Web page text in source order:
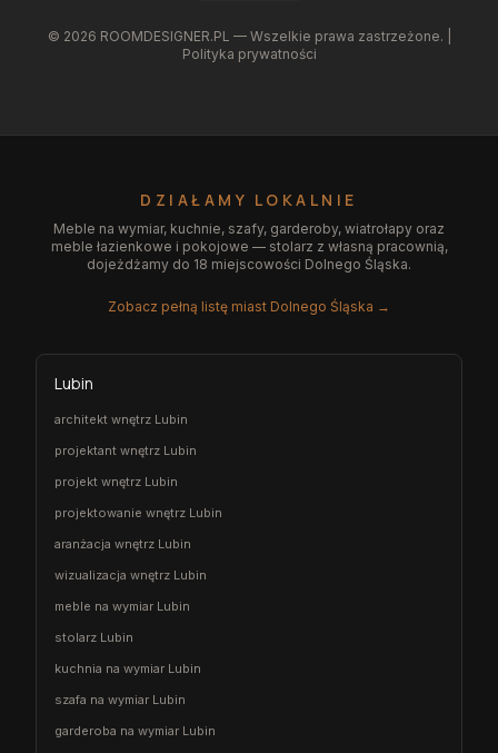
© 2026 ROOMDESIGNER.PL — Wszelkie prawa zastrzeżone. |
Polityka prywatności
DZIAŁAMY LOKALNIE
Meble na wymiar, kuchnie, szafy, garderoby, wiatrołapy oraz
meble łazienkowe i pokojowe — stolarz z własną pracownią,
dojeżdżamy do 18 miejscowości Dolnego Śląska.
Zobacz pełną listę miast Dolnego Śląska →
Lubin
architekt wnętrz Lubin
projektant wnętrz Lubin
projekt wnętrz Lubin
projektowanie wnętrz Lubin
aranżacja wnętrz Lubin
wizualizacja wnętrz Lubin
meble na wymiar Lubin
stolarz Lubin
kuchnia na wymiar Lubin
szafa na wymiar Lubin
garderoba na wymiar Lubin